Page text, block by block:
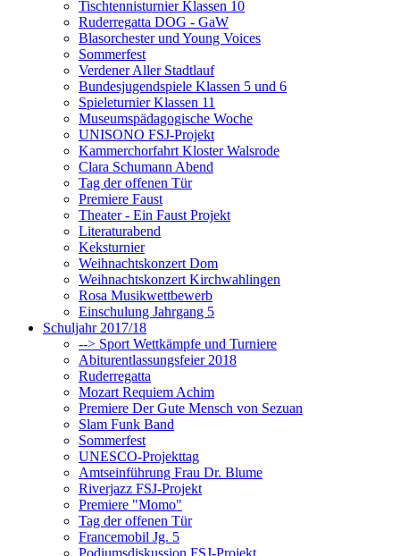
Tischtennisturnier Klassen 10
Ruderregatta DOG - GaW
Blasorchester und Young Voices
Sommerfest
Verdener Aller Stadtlauf
Bundesjugendspiele Klassen 5 und 6
Spieleturnier Klassen 11
Museumspädagogische Woche
UNISONO FSJ-Projekt
Kammerchorfahrt Kloster Walsrode
Clara Schumann Abend
Tag der offenen Tür
Premiere Faust
Theater - Ein Faust Projekt
Literaturabend
Keksturnier
Weihnachtskonzert Dom
Weihnachtskonzert Kirchwahlingen
Rosa Musikwettbewerb
Einschulung Jahrgang 5
Schuljahr 2017/18
--> Sport Wettkämpfe und Turniere
Abiturentlassungsfeier 2018
Ruderregatta
Mozart Requiem Achim
Premiere Der Gute Mensch von Sezuan
Slam Funk Band
Sommerfest
UNESCO-Projekttag
Amtseinführung Frau Dr. Blume
Riverjazz FSJ-Projekt
Premiere "Momo"
Tag der offenen Tür
Francemobil Jg. 5